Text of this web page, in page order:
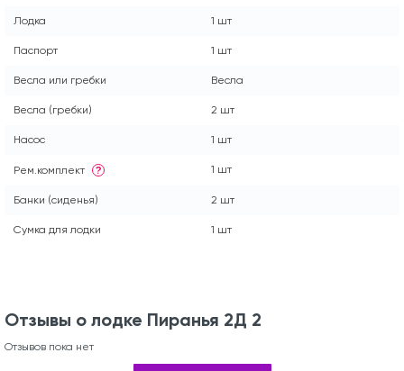
Лодка 1 шт
Паспорт 1 шт
Весла или гребки Весла
Весла (гребки) 2 шт
Насос 1 шт
Рем.комплект ? 1 шт
Банки (сиденья) 2 шт
Сумка для лодки 1 шт
Отзывы о лодке Пиранья 2Д 2
Отзывов пока нет